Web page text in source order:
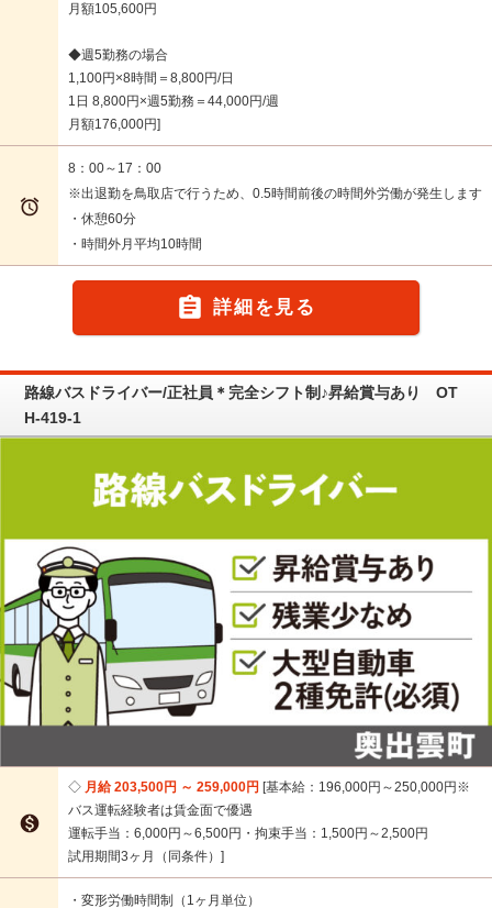
月額105,600円
◆週5勤務の場合
1,100円×8時間＝8,800円/日
1日 8,800円×週5勤務＝44,000円/週
月額176,000円

8：00～17：00
※出退勤を鳥取店で行うため、0.5時間前後の時間外労働が発生します
・休憩60分
・時間外月平均10時間
 詳細を見る
路線バスドライバー/正社員＊完全シフト制♪昇給賞与あり OT
H-419-1

月給 203,500円 ～ 259,000円 基本給：196,000円～250,000円※
バス運転経験者は賃金面で優遇
運転手当：6,000円～6,500円・拘束手当：1,500円～2,500円
試用期間3ヶ月（同条件）
・変形労働時間制（1ヶ月単位）